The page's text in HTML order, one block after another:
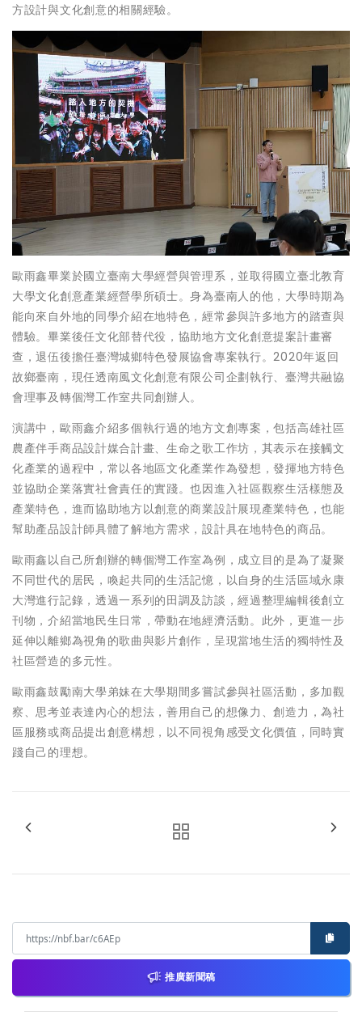
方設計與文化創意的相關經驗。
歐雨鑫畢業於國立臺南大學經營與管理系，並取得國立臺北教育
大學文化創意產業經營學所碩士。身為臺南人的他，大學時期為
能向來自外地的同學介紹在地特色，經常參與許多地方的踏查與
體驗。畢業後任文化部替代役，協助地方文化創意提案計畫審
查，退伍後擔任臺灣城鄉特色發展協會專案執行。2020年返回
故鄉臺南，現任透南風文化創意有限公司企劃執行、臺灣共融協
會理事及轉個灣工作室共同創辦人。
演講中，歐雨鑫介紹多個執行過的地方文創專案，包括高雄社區
農產伴手商品設計媒合計畫、生命之歌工作坊，其表示在接觸文
化產業的過程中，常以各地區文化產業作為發想，發揮地方特色
並協助企業落實社會責任的實踐。也因進入社區觀察生活樣態及
產業特色，進而協助地方以創意的商業設計展現產業特色，也能
幫助產品設計師具體了解地方需求，設計具在地特色的商品。
歐雨鑫以自己所創辦的轉個灣工作室為例，成立目的是為了凝聚
不同世代的居民，喚起共同的生活記憶，以自身的生活區域永康
大灣進行記錄，透過一系列的田調及訪談，經過整理編輯後創立
刊物，介紹當地民生日常，帶動在地經濟活動。此外，更進一步
延伸以離鄉為視角的歌曲與影片創作，呈現當地生活的獨特性及
社區營造的多元性。
歐雨鑫鼓勵南大學弟妹在大學期間多嘗試參與社區活動，多加觀
察、思考並表達內心的想法，善用自己的想像力、創造力，為社
區服務或商品提出創意構想，以不同視角感受文化價值，同時實
踐自己的理想。
推廣新聞稿